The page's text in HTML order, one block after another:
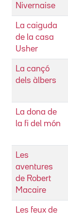
Nivernaise
La caiguda
de la casa
Usher
La cançó
dels àlbers
La dona de
la fi del món
Les
aventures
de Robert
Macaire
Les feux de